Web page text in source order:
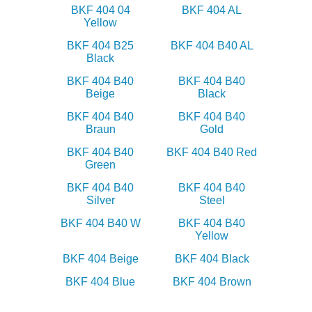
BKF 404 04
Yellow
BKF 404 AL
BKF 404 B25
Black
BKF 404 B40 AL
BKF 404 B40
Beige
BKF 404 B40
Black
BKF 404 B40
Braun
BKF 404 B40
Gold
BKF 404 B40
Green
BKF 404 B40 Red
BKF 404 B40
Silver
BKF 404 B40
Steel
BKF 404 B40 W
BKF 404 B40
Yellow
BKF 404 Beige
BKF 404 Black
BKF 404 Blue
BKF 404 Brown